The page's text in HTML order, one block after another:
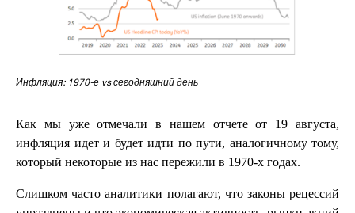
Инфляция: 1970-е vs сегодняшний день
Как мы уже отмечали в нашем отчете от 19 августа,
инфляция идет и будет идти по пути, аналогичному тому,
который некоторые из нас пережили в 1970-х годах.
Слишком часто аналитики полагают, что законы рецессий